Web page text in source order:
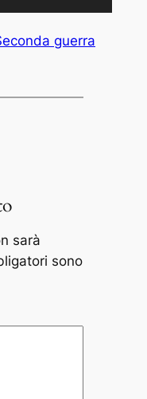
guerra
sarà
sono